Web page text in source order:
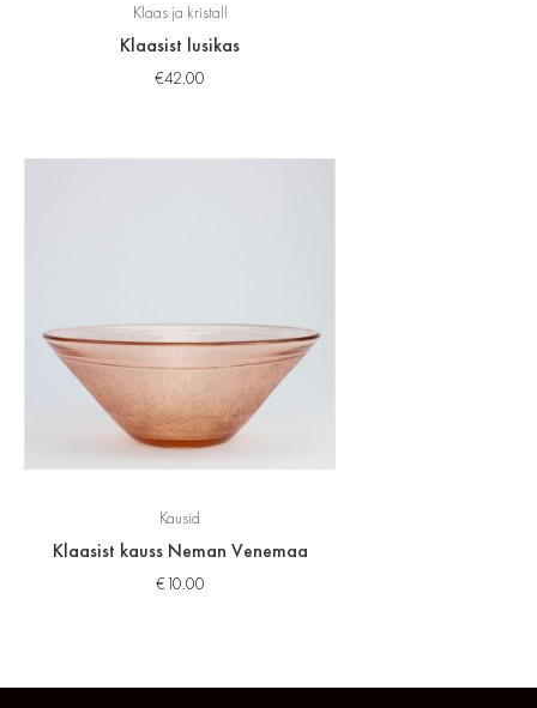
Klaas ja kristall
Klaasist lusikas
€42.00
Kausid
Klaasist kauss Neman Venemaa
€10.00